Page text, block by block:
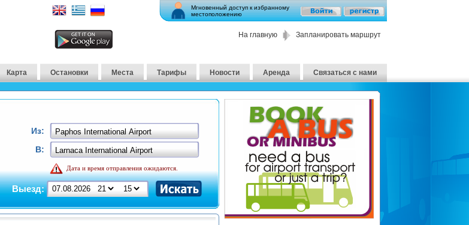
Мгновенный доступ к избранному
местоположению
На главную Запланировать маршрут
Карта Остановки Места Тарифы Новости Аренда Связаться с нами
Из:
В:
Дата и время отправления ожидаются.
Выезд: